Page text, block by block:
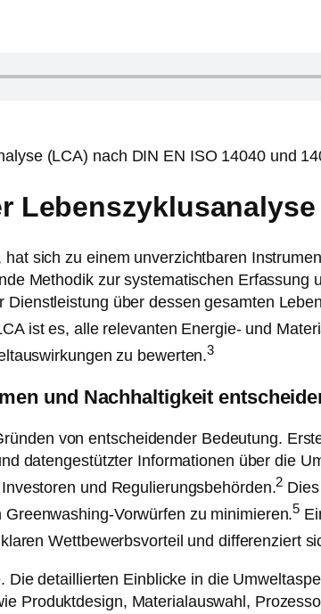
(LCA) nach DIN EN ISO 14040 und
sich zu einem unverzichtbaren
Methodik zur systematischen Erfassung
über dessen gesamten
ist es, alle relevanten Energie- und
zu bewerten.3
und Nachhaltigkeit
von entscheidender Bedeutung.
datengestützter Informationen über die
und Regulierungsbehörden.2
Vorwürfen zu minimieren.5
Wettbewerbsvorteil und differenziert
detaillierten Einblicke in die
Produktdesign, Materialauswahl,